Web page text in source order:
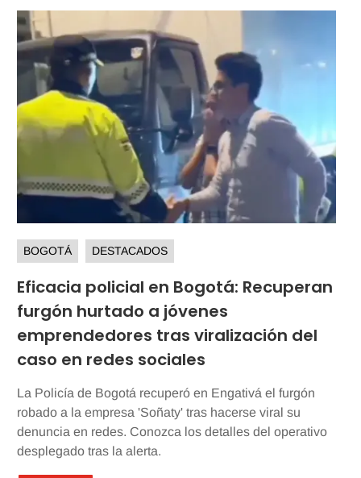
BOGOTÁ DESTACADOS
Eficacia policial en Bogotá: Recuperan
furgón hurtado a jóvenes
emprendedores tras viralización del
caso en redes sociales
La Policía de Bogotá recuperó en Engativá el furgón
robado a la empresa 'Soñaty' tras hacerse viral su
denuncia en redes. Conozca los detalles del operativo
desplegado tras la alerta.